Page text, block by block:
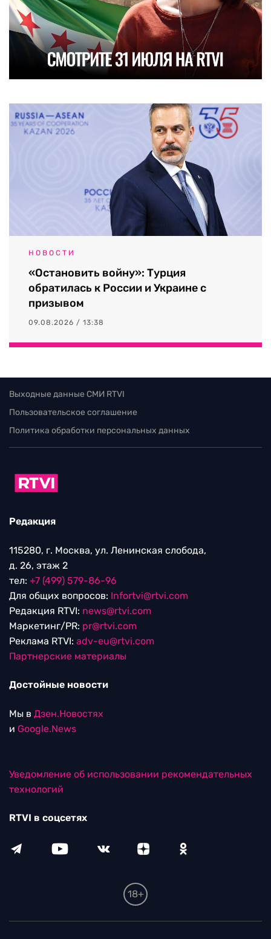
НОВОСТИ
«Остановить войну»: Турция
обратилась к России и Украине с
призывом
09.08.2026 / 13:38
Выходные данные СМИ RTVI
Пользовательское соглашение
Политика обработки персональных данных
Редакция
115280, г. Москва, ул. Ленинская слобода,
д. 26, этаж 2
тел: +7 (499) 579-86-96
Для общих вопросов: Infortvi@rtvi.com
Редакция RTVI: news@rtvi.com
Маркетинг/PR: pr@rtvi.com
Реклама RTVI: adv-eu@rtvi.com
Партнерские материалы
Достойные новости
Мы в Дзен.Новостях
и Google.News
Уведомление об использовании рекомендательных
технологий
RTVI в соцсетях
18+